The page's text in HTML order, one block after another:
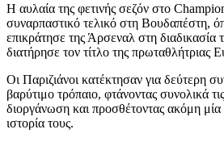
Η αυλαία της φετινής σεζόν στο
συναρπαστικό τελικό στη Βουδαπέστη,
επικράτησε της Άρσεναλ στη διαδικασία
διατήρησε τον τίτλο της πρωταθλήτριας
Οι Παριζιάνοι κατέκτησαν για δεύτερη
βαρύτιμο τρόπαιο, φτάνοντας συνολικά
διοργάνωση και προσθέτοντας ακόμη
ιστορία τους.